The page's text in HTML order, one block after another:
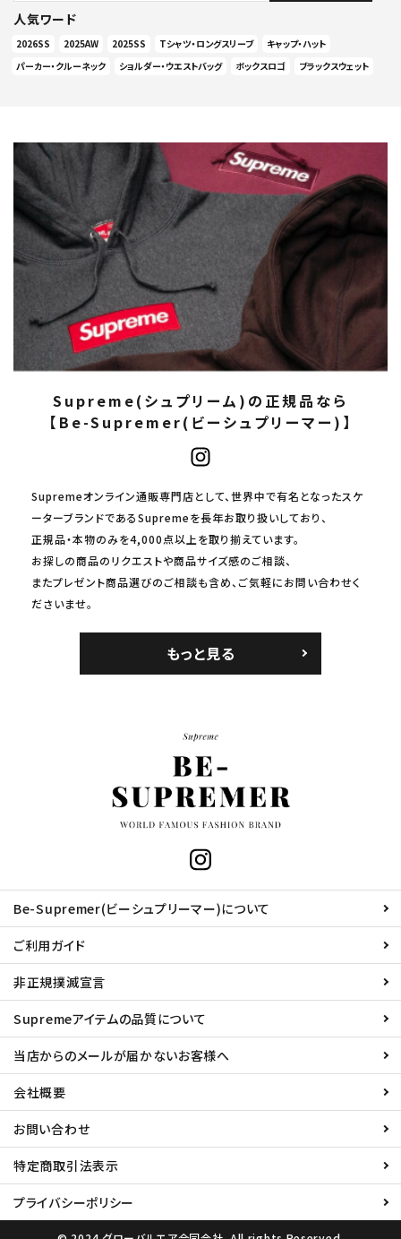
人気ワード
2026SS 2025AW 2025SS Tシャツ・ロングスリーブ
キャップ・ハット
パーカー・クルーネック
ショルダー・ウエストバッグ ボックスロゴ ブラックスウェット
Supreme(シュプリーム)の正規品なら
【Be-Supremer(ビーシュプリーマー)】
Supremeオンライン通販専門店として、世界中で有名となったスケ
ーターブランドであるSupremeを長年お取り扱いしており、
正規品・本物のみを4,000点以上を取り揃えています。
お探しの商品のリクエストや商品サイズ感のご相談、
またプレゼント商品選びのご相談も含め、ご気軽にお問い合わせく
ださいませ。
もっと見る
Be-Supremer(ビーシュプリーマー)について
ご利用ガイド
非正規撲滅宣言
Supremeアイテムの品質について
当店からのメールが届かないお客様へ
会社概要
お問い合わせ
特定商取引法表示
プライバシーポリシー